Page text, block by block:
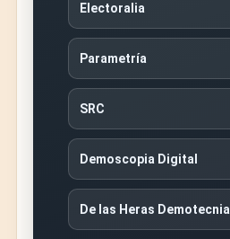
Electoralia
Parametría
SRC
Demoscopia Digital
De las Heras Demotecnia